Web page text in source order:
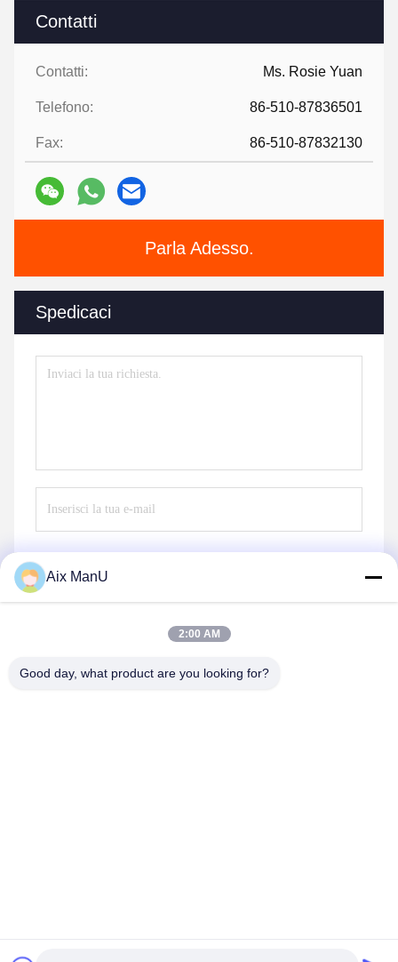
Contatti
Contatti: Ms. Rosie Yuan
Telefono: 86-510-87836501
Fax: 86-510-87832130
Parla Adesso.
Spedicaci
2021-2026 YIXING HUADING MACHINERY CO.,LTD. Tutti i
Aix ManU
2:00 AM
Good day, what product are you looking for?